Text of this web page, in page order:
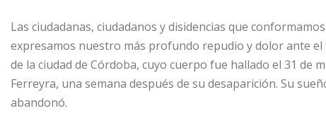
Las ciudadanas, ciudadanos y disidencias que
expresamos nuestro más profundo repudio y dolor ante el
de la ciudad de Córdoba, cuyo cuerpo fue hallado el 31 de
Ferreyra, una semana después de su desaparición. Su
abandonó.